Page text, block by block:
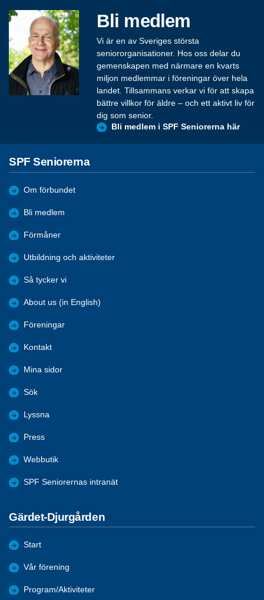
Bli medlem
Vi är en av Sveriges största
seniororganisationer. Hos oss delar du
gemenskapen med närmare en kvarts
miljon medlemmar i föreningar över hela
landet. Tillsammans verkar vi för att skapa
bättre villkor för äldre – och ett aktivt liv för
dig som senior.
Bli medlem i SPF Seniorerna här
SPF Seniorerna
Om förbundet
Bli medlem
Förmåner
Utbildning och aktiviteter
Så tycker vi
About us (in English)
Föreningar
Kontakt
Mina sidor
Sök
Lyssna
Press
Webbutik
SPF Seniorernas intranät
Gärdet-Djurgården
Start
Vår förening
Program/Aktiviteter